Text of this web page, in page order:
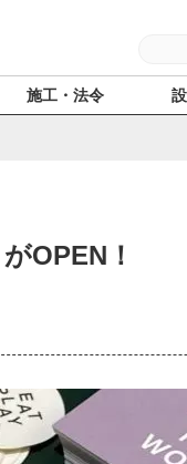
施工・法令
OPEN！